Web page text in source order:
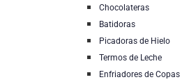
Chocolateras
Batidoras
Picadoras de Hielo
Termos de Leche
Enfriadores de Copas